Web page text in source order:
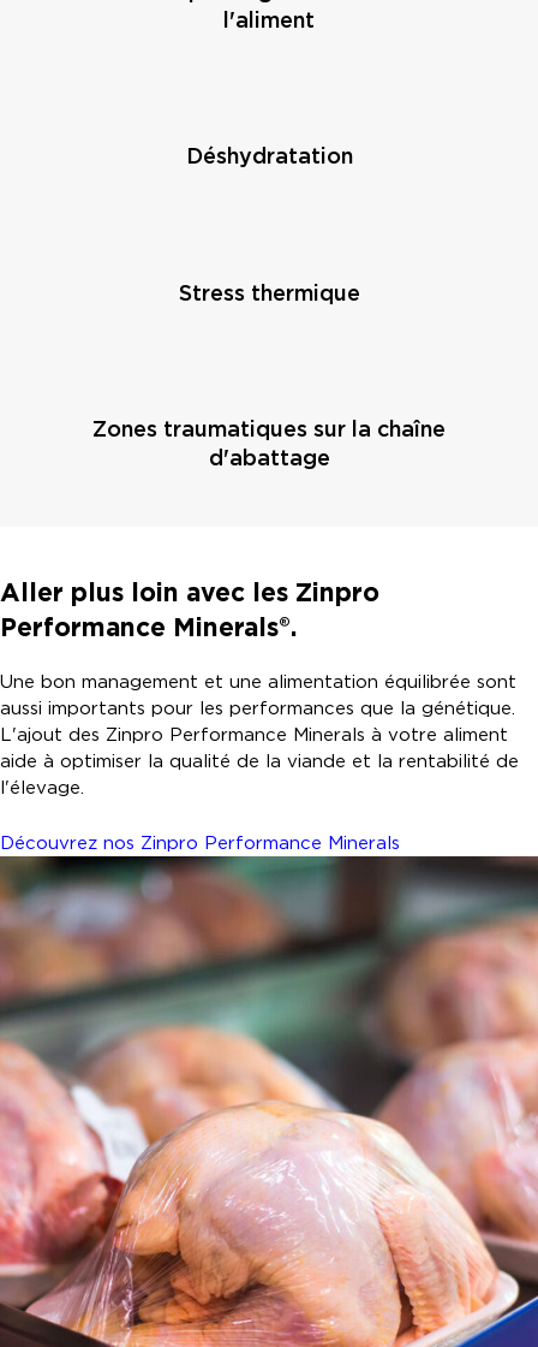
l'aliment
Déshydratation
Stress thermique
Zones traumatiques sur la chaîne
d'abattage
Aller plus loin avec les Zinpro
Performance Minerals®.
Une bon management et une alimentation équilibrée sont
aussi importants pour les performances que la génétique.
L'ajout des Zinpro Performance Minerals à votre aliment
aide à optimiser la qualité de la viande et la rentabilité de
l'élevage.
Découvrez nos Zinpro Performance Minerals